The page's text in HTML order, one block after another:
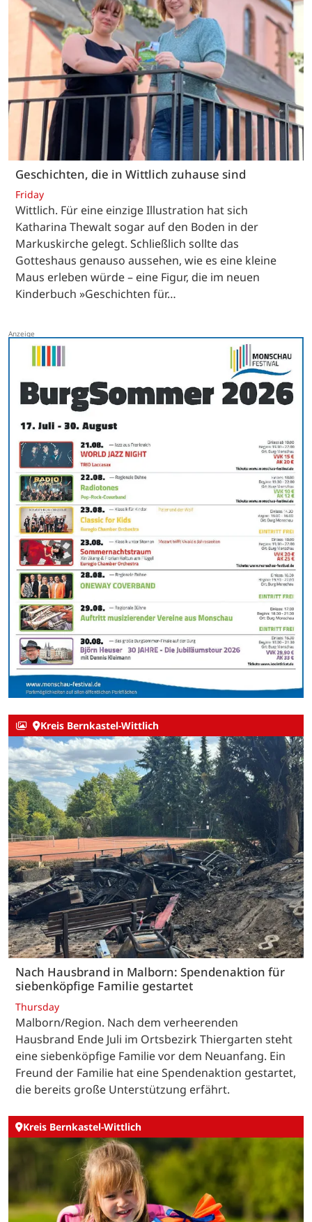
Geschichten, die in Wittlich zuhause sind
Friday
Wittlich. Für eine einzige Illustration hat sich
Katharina Thewalt sogar auf den Boden in der
Markuskirche gelegt. Schließlich sollte das
Gotteshaus genauso aussehen, wie es eine kleine
Maus erleben würde – eine Figur, die im neuen
Kinderbuch »Geschichten für…
Kreis Bernkastel-Wittlich
Nach Hausbrand in Malborn: Spendenaktion für
siebenköpfige Familie gestartet
Thursday
Malborn/Region. Nach dem verheerenden
Hausbrand Ende Juli im Ortsbezirk Thiergarten steht
eine siebenköpfige Familie vor dem Neuanfang. Ein
Freund der Familie hat eine Spendenaktion gestartet,
die bereits große Unterstützung erfährt.
Kreis Bernkastel-Wittlich